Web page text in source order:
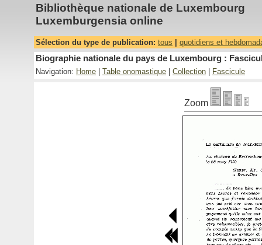
Bibliothèque nationale de Luxembourg
Luxemburgensia online
Sélection du type de publication: tous quotidiens et
Biographie nationale du pays de Luxembourg :
Navigation: Home Table onomastique Collection Fascicule
Zoom